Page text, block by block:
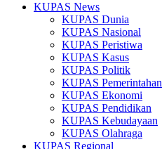
KUPAS News
KUPAS Dunia
KUPAS Nasional
KUPAS Peristiwa
KUPAS Kasus
KUPAS Politik
KUPAS Pemerintahan
KUPAS Ekonomi
KUPAS Pendidikan
KUPAS Kebudayaan
KUPAS Olahraga
KUPAS Regional